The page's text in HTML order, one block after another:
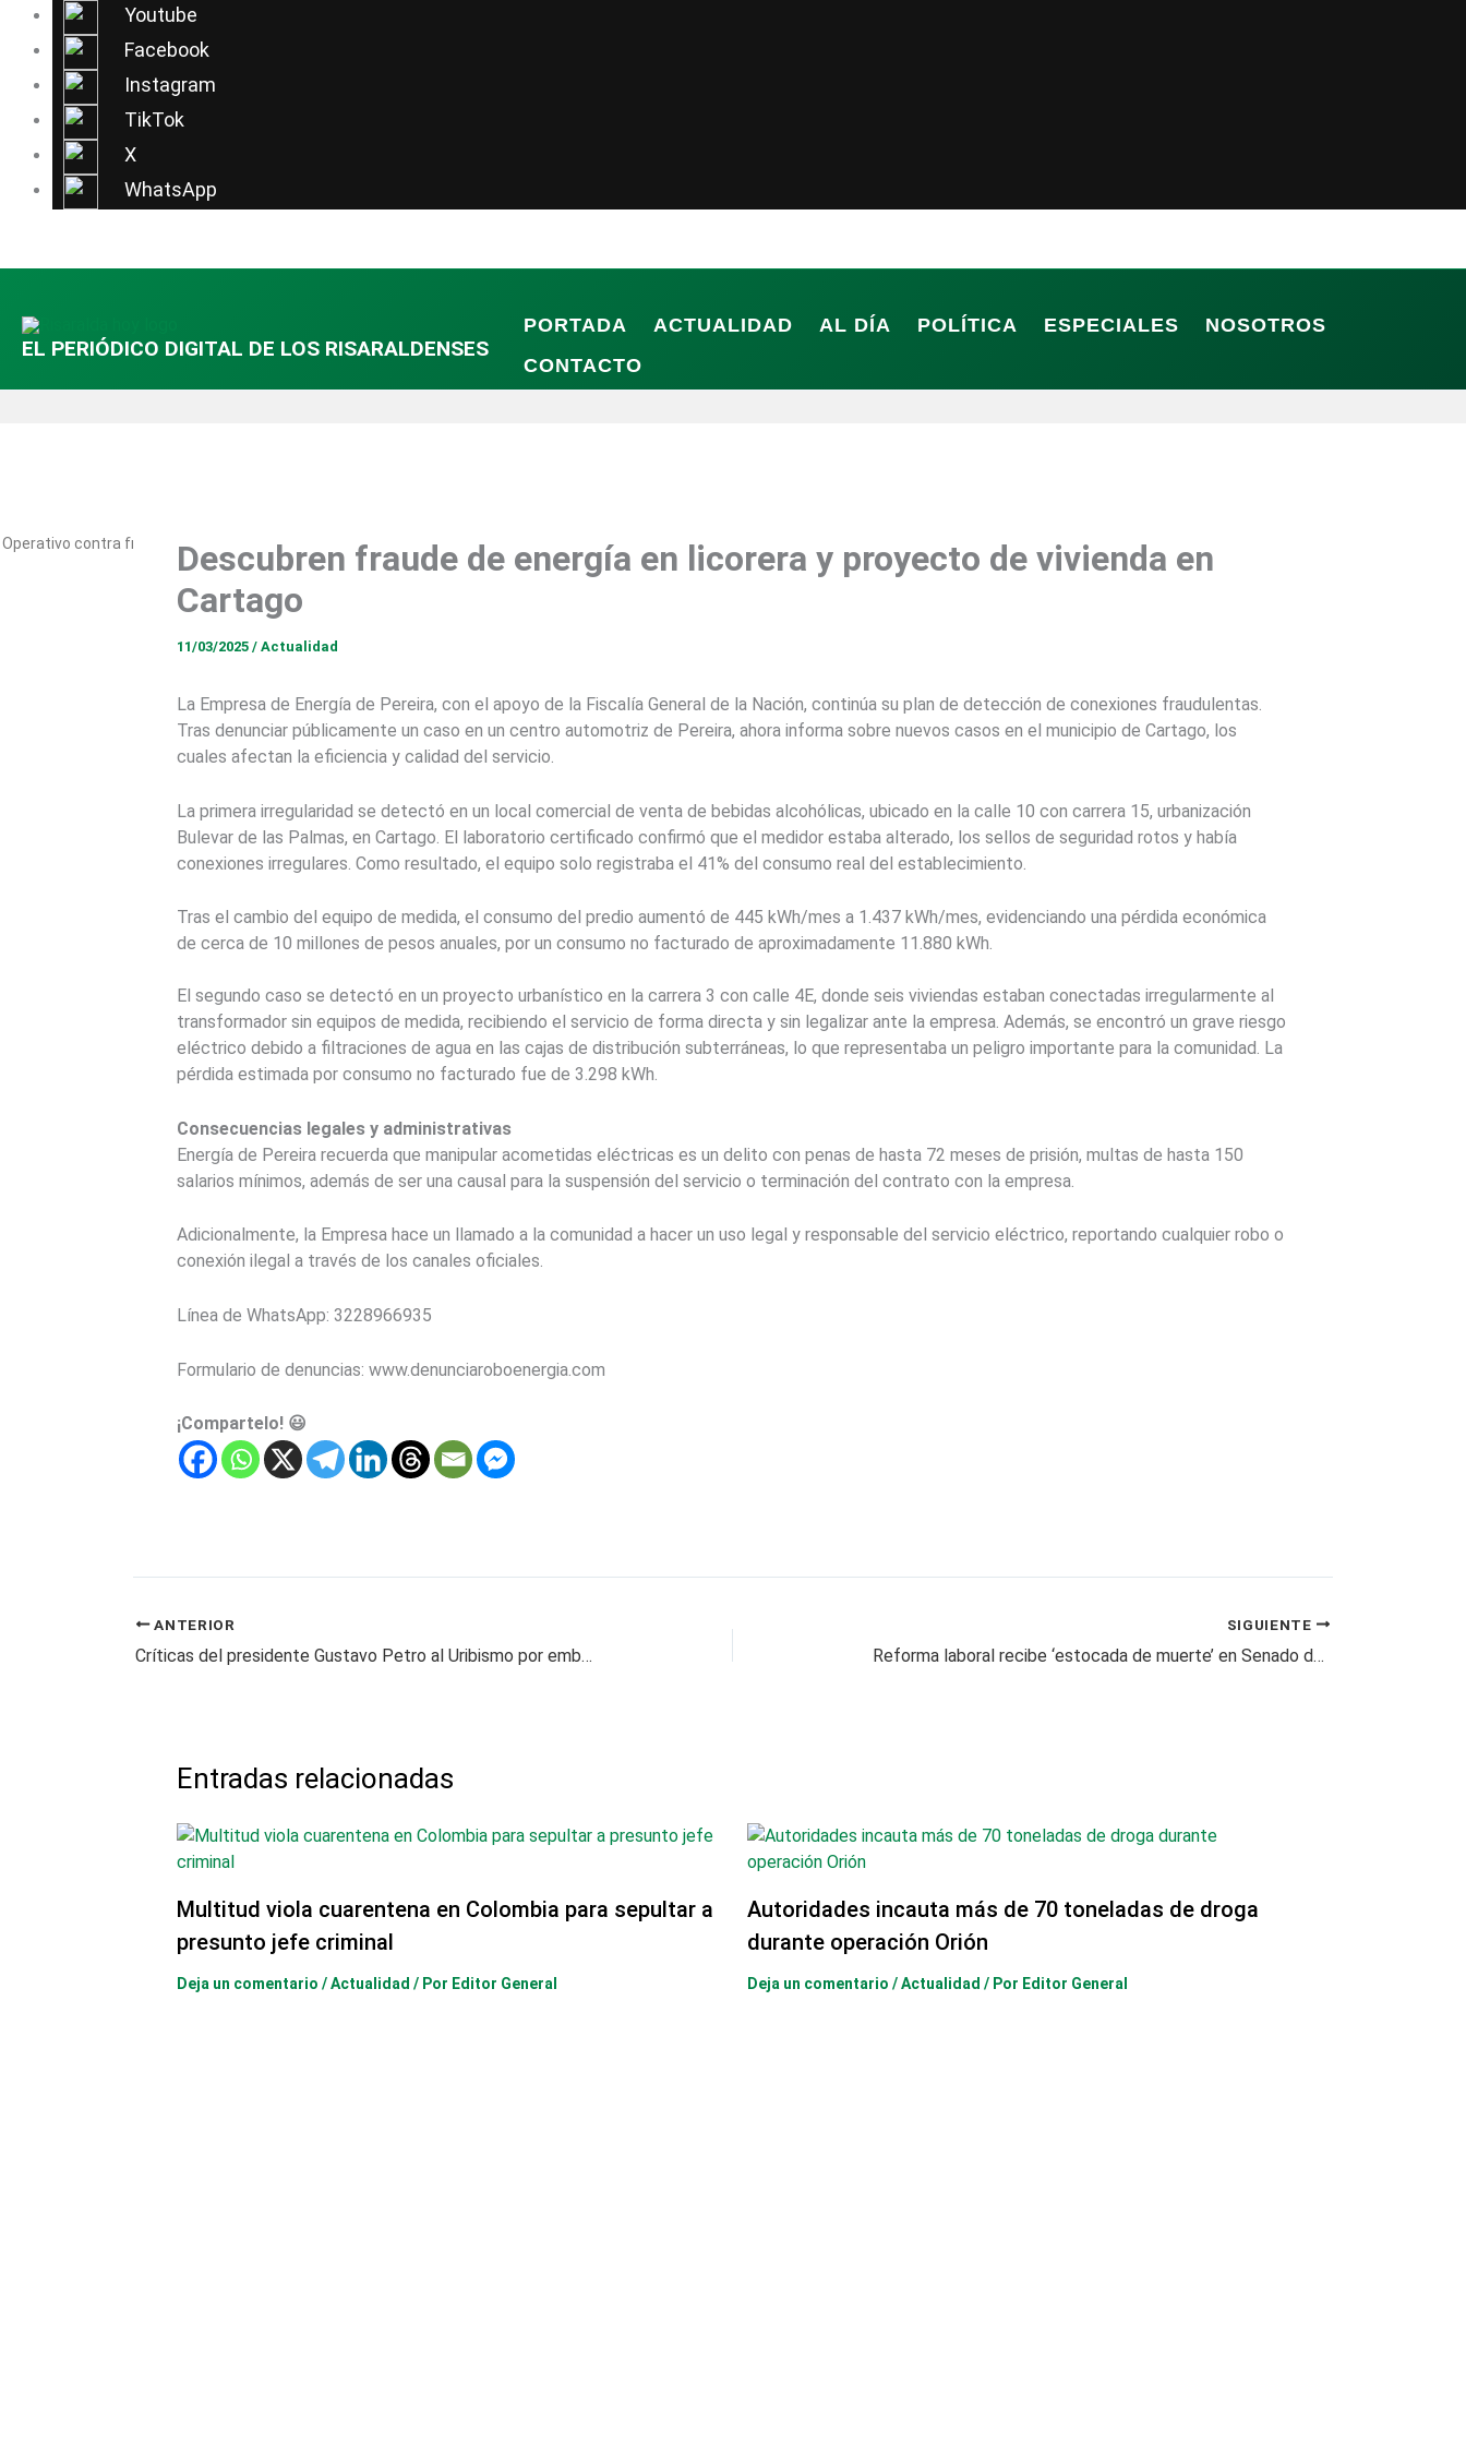
Youtube
Facebook
Instagram
TikTok
X
WhatsApp
contenido
EL PERIÓDICO DIGITAL DE LOS RISARALDENSES
PORTADA ACTUALIDAD AL DÍA POLÍTICA ESPECIALES
NOSOTROS
CONTACTO
Operativo contra fraude revela conexiones irregulares en un establecimiento de comercio y varias viviendas en el municipio vallecaucano.
Descubren fraude de energía en licorera y proyecto de vivienda en
Cartago
11/03/2025 / Actualidad
La Empresa de Energía de Pereira, con el apoyo de la Fiscalía General de la Nación, continúa su plan de detección de conexiones fraudulentas.
Tras denunciar públicamente un caso en un centro automotriz de Pereira, ahora informa sobre nuevos casos en el municipio de Cartago, los
cuales afectan la eficiencia y calidad del servicio.
La primera irregularidad se detectó en un local comercial de venta de bebidas alcohólicas, ubicado en la calle 10 con carrera 15, urbanización
Bulevar de las Palmas, en Cartago. El laboratorio certificado confirmó que el medidor estaba alterado, los sellos de seguridad rotos y había
conexiones irregulares. Como resultado, el equipo solo registraba el 41% del consumo real del establecimiento.
Tras el cambio del equipo de medida, el consumo del predio aumentó de 445 kWh/mes a 1.437 kWh/mes, evidenciando una pérdida económica
de cerca de 10 millones de pesos anuales, por un consumo no facturado de aproximadamente 11.880 kWh.
El segundo caso se detectó en un proyecto urbanístico en la carrera 3 con calle 4E, donde seis viviendas estaban conectadas irregularmente al
transformador sin equipos de medida, recibiendo el servicio de forma directa y sin legalizar ante la empresa. Además, se encontró un grave riesgo
eléctrico debido a filtraciones de agua en las cajas de distribución subterráneas, lo que representaba un peligro importante para la comunidad. La
pérdida estimada por consumo no facturado fue de 3.298 kWh.
Consecuencias legales y administrativas
Energía de Pereira recuerda que manipular acometidas eléctricas es un delito con penas de hasta 72 meses de prisión, multas de hasta 150
salarios mínimos, además de ser una causal para la suspensión del servicio o terminación del contrato con la empresa.
Adicionalmente, la Empresa hace un llamado a la comunidad a hacer un uso legal y responsable del servicio eléctrico, reportando cualquier robo o
conexión ilegal a través de los canales oficiales.
Línea de WhatsApp: 3228966935
Formulario de denuncias: www.denunciaroboenergia.com
¡Compartelo! 😃
ANTERIOR
Críticas del presidente Gustavo Petro al Uribismo por embargo de EPM
SIGUIENTE
Reforma laboral recibe ‘estocada de muerte’ en Senado de la República
Entradas relacionadas
Multitud viola cuarentena en Colombia para sepultar a
presunto jefe criminal
Deja un comentario /Actualidad / Por Editor General
Autoridades incauta más de 70 toneladas de droga
durante operación Orión
Deja un comentario /Actualidad / Por Editor General